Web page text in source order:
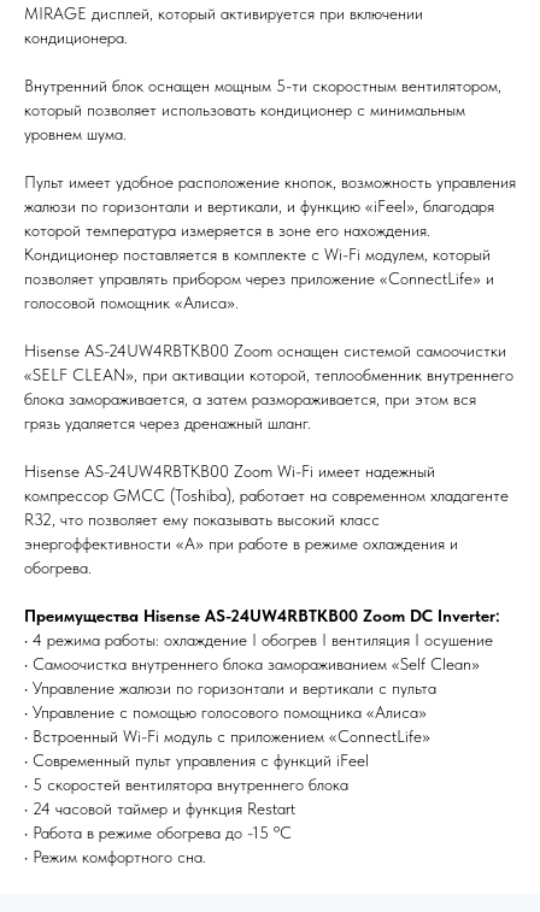
MIRAGE дисплей, который активируется при включении
кондиционера.
Внутренний блок оснащен мощным 5-ти скоростным вентилятором,
который позволяет использовать кондиционер с минимальным
уровнем шума.
Пульт имеет удобное расположение кнопок, возможность управления
жалюзи по горизонтали и вертикали, и функцию «iFeel», благодаря
которой температура измеряется в зоне его нахождения.
Кондиционер поставляется в комплекте с Wi-Fi модулем, который
позволяет управлять прибором через приложение «ConnectLife» и
голосовой помощник «Алиса».
Hisense AS-24UW4RBTKB00 Zoom оснащен системой самоочистки
«SELF CLEAN», при активации которой, теплообменник внутреннего
блока замораживается, а затем размораживается, при этом вся
грязь удаляется через дренажный шланг.
Hisense AS-24UW4RBTKB00 Zoom Wi-Fi имеет надежный
компрессор GMCC (Toshiba), работает на современном хладагенте
R32, что позволяет ему показывать высокий класс
энергоффективности «А» при работе в режиме охлаждения и
обогрева.
Преимущества Hisense AS-24UW4RBTKB00 Zoom DC Inverter:
• 4 режима работы: охлаждение I обогрев I вентиляция I осушение
• Самоочистка внутреннего блока замораживанием «Self Clean»
• Управление жалюзи по горизонтали и вертикали с пульта
• Управление с помощью голосового помощника «Алиса»
• Встроенный Wi-Fi модуль с приложением «ConnectLife»
• Современный пульт управления с функций iFeel
• 5 скоростей вентилятора внутреннего блока
• 24 часовой таймер и функция Restart
• Работа в режиме обогрева до -15 ºС
• Режим комфортного сна.
Я согласен (на) с политикой обработки персональных данных
Отправить
Не нашли то, что искали или
затрудняетесь в выборе?
вам нужный товар